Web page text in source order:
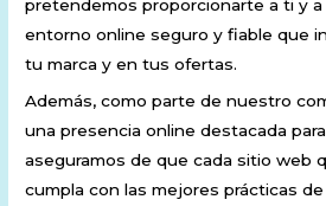
pretendemos proporcionarte a ti y
entorno online seguro y fiable que
tu marca y en tus ofertas.
Además, como parte de nuestro
una presencia online destacada
aseguramos de que cada sitio web
cumpla con las mejores prácticas